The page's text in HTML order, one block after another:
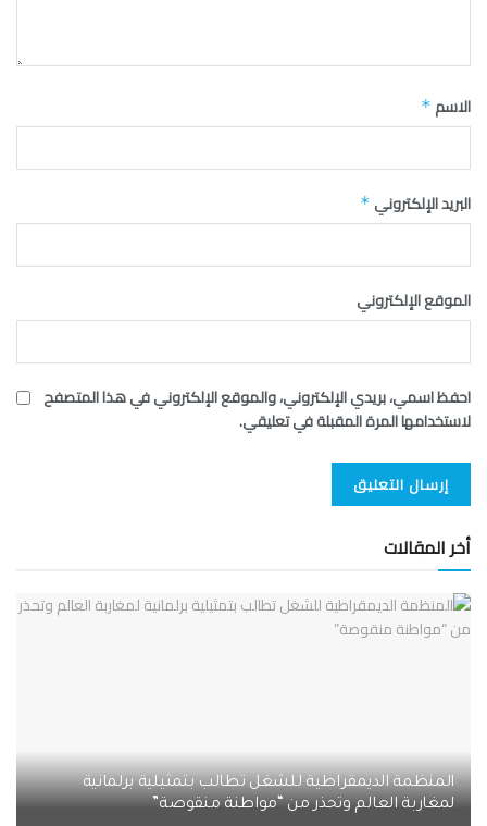
الاسم *
البريد الإلكتروني *
الموقع الإلكتروني
احفظ اسمي، بريدي الإلكتروني، والموقع الإلكتروني في هذا المتصفح
لاستخدامها المرة المقبلة في تعليقي.
أخر المقالات
المنظمة الديمقراطية للشغل تطالب بتمثيلية برلمانية
لمغاربة العالم وتحذر من “مواطنة منقوصة”